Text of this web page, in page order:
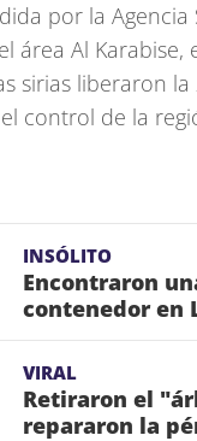
por la
área Al Karabise,
sirias liberaron
control de la
INSÓLITO
Encontraron
contenedor en
VIRAL
Retiraron el
repararon la